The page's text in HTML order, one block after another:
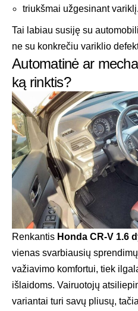
triukšmai užgesinant variklį.
Tai labiau susiję su
ne su konkrečiu variklio
Automatinė ar
ką rinktis?
Renkantis Honda CR-V 1.6
vienas svarbiausių
važiavimo komfortui, tiek
išlaidoms. Vairuotojų
variantai turi savų pliusų,